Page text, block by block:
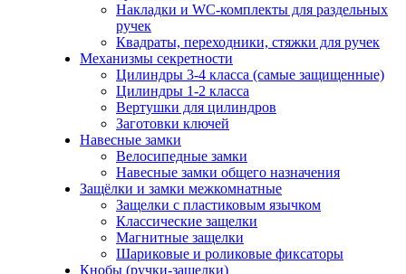
Накладки и WC-комплекты для раздельных
ручек
Квадраты, переходники, стяжки для ручек
Механизмы секретности
Цилиндры 3-4 класса (самые защищенные)
Цилиндры 1-2 класса
Вертушки для цилиндров
Заготовки ключей
Навесные замки
Велосипедные замки
Навесные замки общего назначения
Защёлки и замки межкомнатные
Защелки с пластиковым язычком
Классические защелки
Магнитные защелки
Шариковые и роликовые фиксаторы
Кнобы (ручки-защелки)